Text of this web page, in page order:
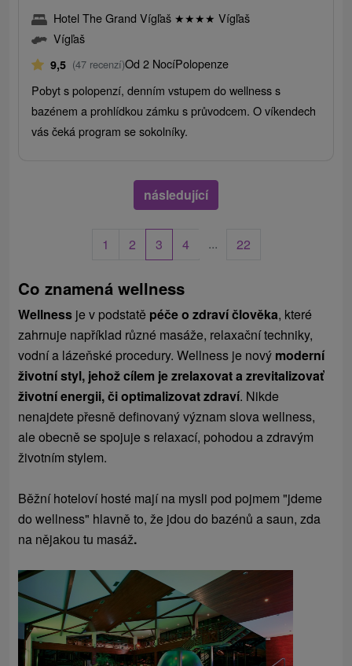
Hotel The Grand Vígľaš ★★★★ Vígľaš
Vígľaš
9,5 (47 recenzí)Od 2 NocíPolopenze
Pobyt s polopenzí, denním vstupem do wellness s
bazénem a prohlídkou zámku s průvodcem. O víkendech
vás čeká program se sokolníky.
následující
1 2 3 4 ... 22
Co znamená wellness
Wellness je v podstatě péče o zdraví člověka, které
zahrnuje například různé masáže, relaxační techniky,
vodní a lázeňské procedury. Wellness je nový moderní
životní styl, jehož cílem je zrelaxovat a zrevitalizovať
životní energii, či optimalizovat zdraví. Nikde
nenajdete přesně definovaný význam slova wellness,
ale obecně se spojuje s relaxací, pohodou a zdravým
životním stylem.
Běžní hoteloví hosté mají na mysli pod pojmem "jdeme
do wellness" hlavně to, že jdou do bazénů a saun, zda
na nějakou tu masáž.